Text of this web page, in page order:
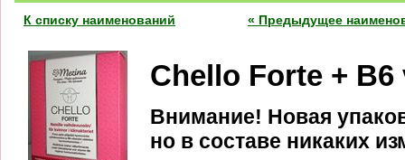
« Предыдущее
К списку наименований
Chello Forte +
Внимание! Новая
но в составе никаких